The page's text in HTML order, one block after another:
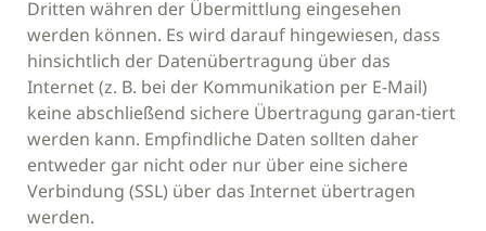
Dritten währen der Übermittlung eingesehen
werden können. Es wird darauf hingewiesen, dass
hinsichtlich der Datenübertragung über das
Internet (z. B. bei der Kommunikation per E-Mail)
keine abschließend sichere Übertragung garan-tiert
werden kann. Empfindliche Daten sollten daher
entweder gar nicht oder nur über eine sichere
Verbindung (SSL) über das Internet übertragen
werden.